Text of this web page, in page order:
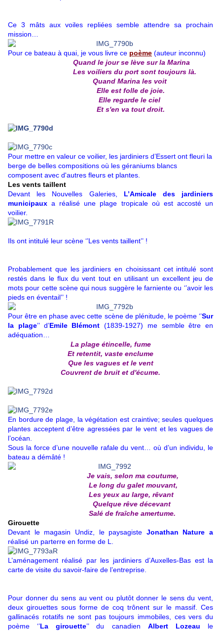
Ce 3 mâts aux voiles repliées semble attendre sa prochain
mission…
Pour ce bateau à quai, je vous livre ce poème (auteur inconnu)
Quand le jour se lève sur la Marina
Les voiliers du port sont toujours là.
Quand Marina les voit
Elle est folle de joie.
Elle regarde le ciel
Et s'en va tout droit.
Pour mettre en valeur ce voilier, les jardiniers d’Essert ont fleuri la
berge de belles compositions où les géraniums blancs
composent avec d'autres fleurs et plantes.
Les vents taillent
Devant les Nouvelles Galeries,
L’Amicale des jardiniers
municipaux a réalisé une plage tropicale où est accosté un
voilier.
Ils ont intitulé leur scène ‘’Les vents taillent’’ !
Probablement que les jardiniers en choisissant cet intitulé sont
restés dans le flux du vent tout en utilisant un excellent jeu de
mots pour cette scène qui nous suggère le farniente ou ‘’avoir les
pieds en éventail’’ !
Pour être en phase avec cette scène de plénitude, le poème ‘’Sur
la plage’’ d’Emile Blémont (1839-1927) me semble être en
adéquation…
La plage étincelle, fume
Et retentit, vaste enclume
Que les vagues et le vent
Couvrent de bruit et d'écume.
En bordure de plage, la végétation est craintive; seules quelques
plantes acceptent d’être agressées par le vent et les vagues de
l’océan.
Sous la force d’une nouvelle rafale du vent… où d’un individu, le
bateau a démâté !
Je vais, selon ma coutume,
Le long du galet mouvant,
Les yeux au large, rêvant
Quelque rêve décevant
Salé de fraîche amertume.
Girouette
Devant le magasin Undiz, le paysagiste Jonathan Nature a
réalisé un parterre en forme de L.
L’aménagement réalisé par les jardiniers d’Auxelles-Bas est la
carte de visite du savoir-faire de l’entreprise.
Pour donner du sens au vent ou plutôt donner le sens du vent,
deux girouettes sous forme de coq trônent sur le massif. Ces
gallinacés rotatifs ne sont pas toujours immobiles, ces vers du
poème ‘’La girouette’’ du canadien Albert Lozeau le